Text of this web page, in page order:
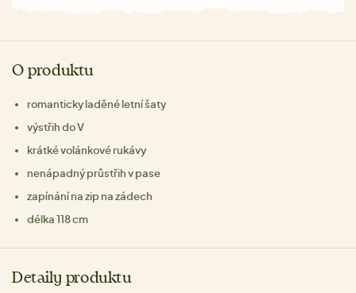
O produktu
romanticky laděné letní šaty
výstřih do V
krátké volánkové rukávy
nenápadný průstřih v pase
zapínání na zip na zádech
délka 118 cm
Detaily produktu